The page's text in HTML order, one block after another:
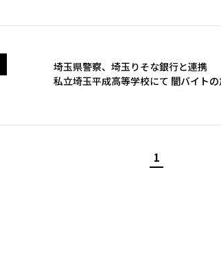
埼玉県警察、埼玉りそな銀行と連携
私立埼玉平成高等学校にて 闇バイト
1